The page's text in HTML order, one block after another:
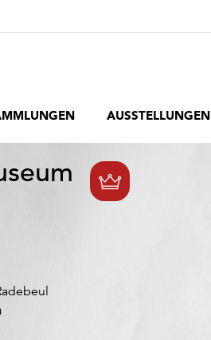
AUSSTELLUNGEN